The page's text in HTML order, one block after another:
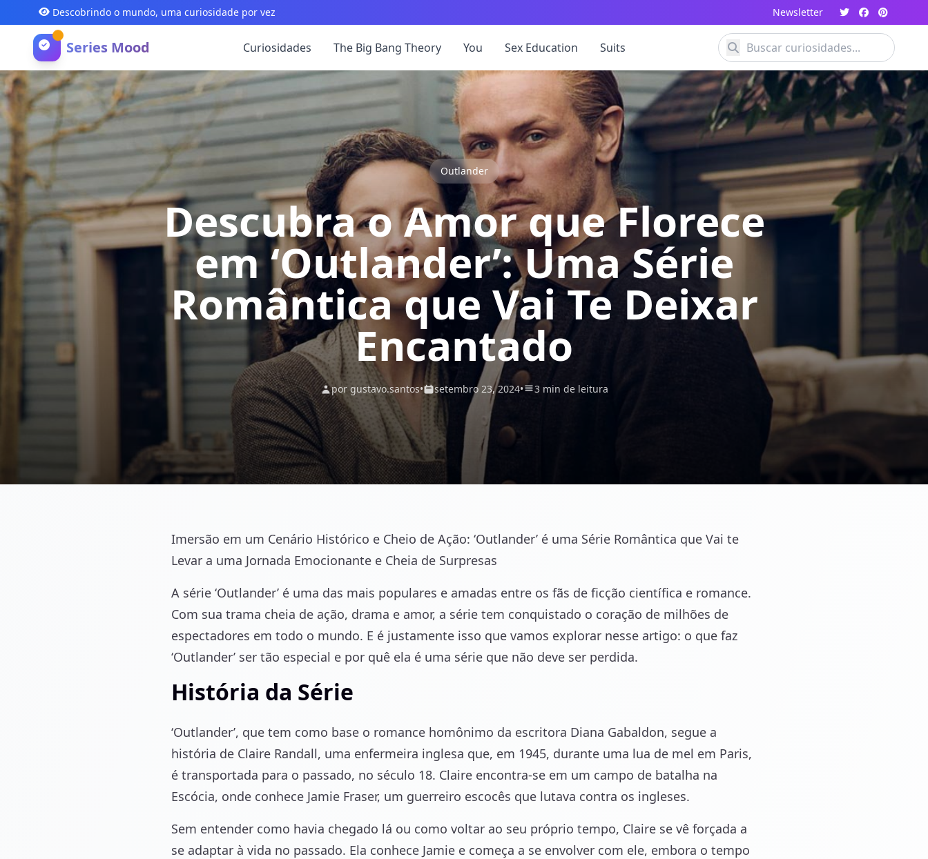
Descobrindo o mundo, uma curiosidade por vez Newsletter
Series Mood Curiosidades The Big Bang Theory You Sex Education Suits
Outlander
Descubra o Amor que Florece
em ‘Outlander’: Uma Série
Romântica que Vai Te Deixar
Encantado
por gustavo.santos• setembro 23, 2024• 3 min de leitura
Imersão em um Cenário Histórico e Cheio de Ação: ‘Outlander’ é uma Série Romântica que Vai te
Levar a uma Jornada Emocionante e Cheia de Surpresas
A série ‘Outlander’ é uma das mais populares e amadas entre os fãs de ficção científica e romance.
Com sua trama cheia de ação, drama e amor, a série tem conquistado o coração de milhões de
espectadores em todo o mundo. E é justamente isso que vamos explorar nesse artigo: o que faz
‘Outlander’ ser tão especial e por quê ela é uma série que não deve ser perdida.
História da Série
‘Outlander’, que tem como base o romance homônimo da escritora Diana Gabaldon, segue a
história de Claire Randall, uma enfermeira inglesa que, em 1945, durante uma lua de mel em Paris,
é transportada para o passado, no século 18. Claire encontra-se em um campo de batalha na
Escócia, onde conhece Jamie Fraser, um guerreiro escocês que lutava contra os ingleses.
Sem entender como havia chegado lá ou como voltar ao seu próprio tempo, Claire se vê forçada a
se adaptar à vida no passado. Ela conhece Jamie e começa a se envolver com ele, embora o tempo